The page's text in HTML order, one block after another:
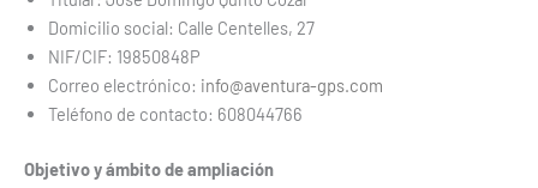
Domicilio social: Calle Centelles, 27
NIF/CIF: 19850848P
Correo electrónico: info@aventura-gps.com
Teléfono de contacto: 608044766
Objetivo y ámbito de ampliación